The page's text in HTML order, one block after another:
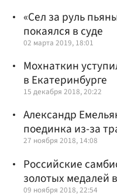
«Сел за руль
покаялся в суде
02 марта 2019, 18:01
Мохнаткин
в Екатеринбурге
15 декабря 2018, 20:22
Александр
поединка из-за
27 ноября 2018, 14:08
Российские
золотых медалей
09 ноября 2018, 22:54